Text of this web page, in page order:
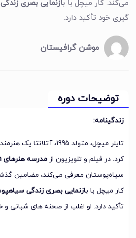
می‌کند. کار میچل با بازنمایی بصری
گیری خود تأکید دارد.
موشن گرافیستان
توضیحات دوره
زندگینامه:
تایلر میچل، متولد 1995، آتلانتا یک هنرمند، عکاس و فیلمساز ساکن بروکلین است. او مدرک
کرد. در فیلم و تلویزیون از مدرسه هنرهای NYU Tisch
سیاه‌پوستان معرفی می‌کند، مضامین
کار میچل با بازنمایی بصری زندگی
تأکید دارد. او اغلب از صحنه های شبانی